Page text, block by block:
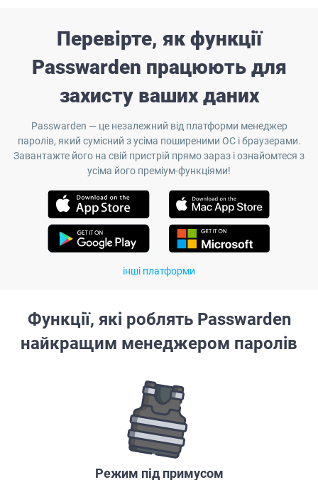
Перевірте, як функції
Passwarden працюють для
захисту ваших даних
Passwarden — це незалежний від платформи менеджер
паролів, який сумісний з усіма поширеними ОС і браузерами.
Завантажте його на свій пристрій прямо зараз і ознайомтеся з
усіма його преміум-функціями!
інші платформи
Функції, які роблять Passwarden
найкращим менеджером паролів
Режим під примусом